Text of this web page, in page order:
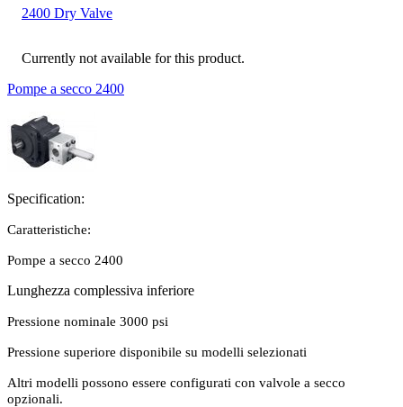
2400 Dry Valve
Currently not available for this product.
Pompe a secco 2400
Specification:
Caratteristiche:
Pompe a secco 2400
Lunghezza complessiva inferiore
Pressione nominale 3000 psi
Pressione superiore disponibile su modelli selezionati
Altri modelli possono essere configurati con valvole a secco
opzionali.